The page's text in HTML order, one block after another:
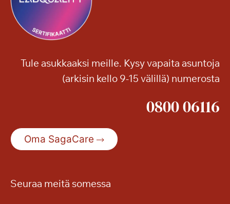
Tule asukkaaksi meille. Kysy vapaita asuntoja
(arkisin kello 9-15 välillä) numerosta
0800 06116
Oma SagaCare
Seuraa meitä somessa